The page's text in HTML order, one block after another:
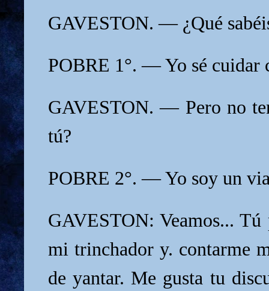
GAVESTON. — ¿Qué
POBRE 1°. — Yo sé cuidar
GAVESTON. — Pero no
tú?
POBRE 2°. — Yo soy un
GAVESTON: Veamos... Tú
mi trinchador y. contarme
de yantar. Me gusta tu